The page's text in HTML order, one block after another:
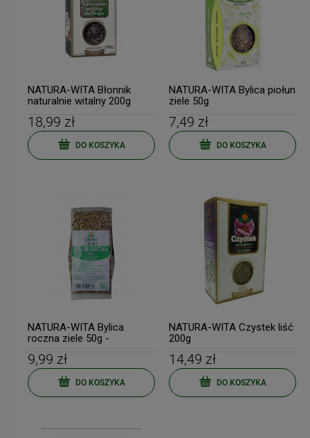
NATURA-WITA Błonnik
naturalnie witalny 200g
18,99 zł
DO KOSZYKA
NATURA-WITA Bylica piołun
ziele 50g
7,49 zł
DO KOSZYKA
NATURA-WITA Bylica
roczna ziele 50g -
9,99 zł
DO KOSZYKA
NATURA-WITA Czystek liść
200g
14,49 zł
DO KOSZYKA